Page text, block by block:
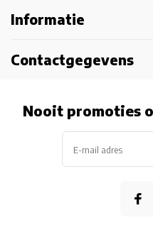
Informatie
Contactgegevens
Nooit promoties